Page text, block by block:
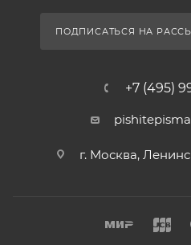
ПОДПИСАТЬСЯ НА
+7 (495)
г. Москва,